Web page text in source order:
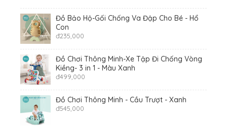
Đồ Bảo Hộ-Gối Chống Va Đập Cho Bé - Hổ
Con
đ235,000
Đồ Chơi Thông Minh-Xe Tập Đi Chống Vòng
Kiềng- 3 in 1 - Màu Xanh
đ499,000
Đồ Chơi Thông Minh - Cầu Trượt - Xanh
đ545,000